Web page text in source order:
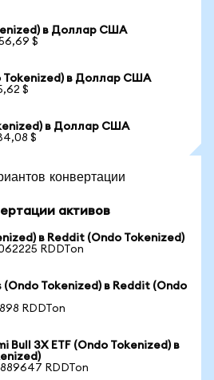
в Доллар США
$
Tokenized) в Доллар США
$
в Доллар США
$
конвертации
активов
в Reddit (Ondo Tokenized)
RDDTon
(Ondo Tokenized) в Reddit (Ondo
RDDTon
Bull 3X ETF (Ondo Tokenized) в
RDDTon